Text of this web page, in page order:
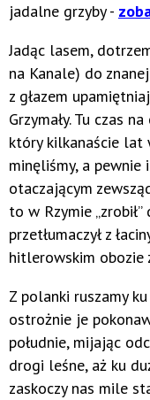
jadalne grzyby -
Jadąc lasem,
na Kanale) do
z głazem
Grzymały. Tu czas
który kilkanaście lat
minęliśmy, a pewnie
otaczającym
to w Rzymie
przetłumaczył z
hitlerowskim obozie
Z polanki ruszamy
ostrożnie je
południe, mijając
drogi leśne, aż ku
zaskoczy nas mile